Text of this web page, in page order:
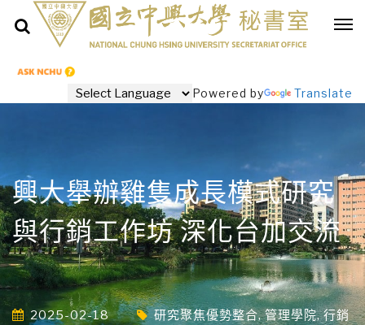
Powered by Translate
興大舉辦雞隻成長模式研究
與行銷工作坊 深化台加交流
2025-02-18 研究聚焦優勢整合,管理學院,行銷